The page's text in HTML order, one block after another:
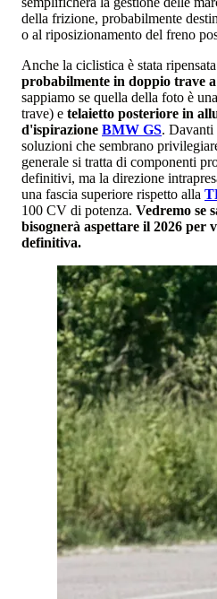
della frizione, probabilmente
o al riposizionamento del freno
Anche la ciclistica è stata
probabilmente in doppio trave a
sappiamo se quella della foto è
trave) e telaietto posteriore in
d'ispirazione BMW GS. Davanti
soluzioni che sembrano
generale si tratta di componenti
definitivi, ma la direzione
una fascia superiore rispetto alla
100 CV di potenza. Vedremo se
bisognerà aspettare il 2026 per
definitiva.